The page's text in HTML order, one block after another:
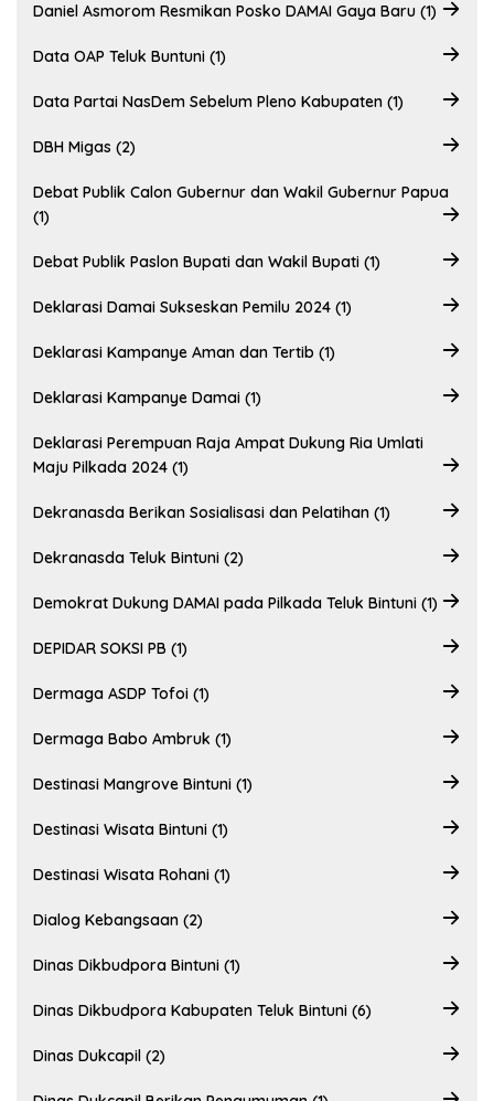
Daniel Asmorom Resmikan Posko DAMAI Gaya Baru (1)
Data OAP Teluk Buntuni (1)
Data Partai NasDem Sebelum Pleno Kabupaten (1)
DBH Migas (2)
Debat Publik Calon Gubernur dan Wakil Gubernur Papua
(1)
Debat Publik Paslon Bupati dan Wakil Bupati (1)
Deklarasi Damai Sukseskan Pemilu 2024 (1)
Deklarasi Kampanye Aman dan Tertib (1)
Deklarasi Kampanye Damai (1)
Deklarasi Perempuan Raja Ampat Dukung Ria Umlati
Maju Pilkada 2024 (1)
Dekranasda Berikan Sosialisasi dan Pelatihan (1)
Dekranasda Teluk Bintuni (2)
Demokrat Dukung DAMAI pada Pilkada Teluk Bintuni (1)
DEPIDAR SOKSI PB (1)
Dermaga ASDP Tofoi (1)
Dermaga Babo Ambruk (1)
Destinasi Mangrove Bintuni (1)
Destinasi Wisata Bintuni (1)
Destinasi Wisata Rohani (1)
Dialog Kebangsaan (2)
Dinas Dikbudpora Bintuni (1)
Dinas Dikbudpora Kabupaten Teluk Bintuni (6)
Dinas Dukcapil (2)